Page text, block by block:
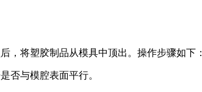
，将塑胶制品从模具中顶出。操作步骤如下：
否与模腔表面平行。